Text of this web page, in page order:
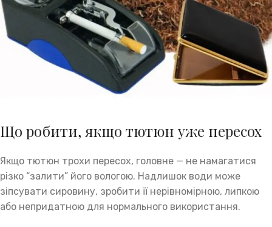
Що робити, якщо тютюн уже пересох
Якщо тютюн трохи пересох, головне — не намагатися
різко “залити” його вологою. Надлишок води може
зіпсувати сировину, зробити її нерівномірною, липкою
або непридатною для нормального використання.